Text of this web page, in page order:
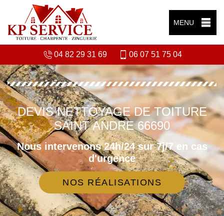
MENU
04 82 29 31 69 06 07 51 75 04
DEVIS NETTOYAGE DE TOITURE
SAINT ANDRE 66690
Nous intervenons 24h/24 sur 7j/7 en cas
d'urgence
NOS RÉALISATIONS